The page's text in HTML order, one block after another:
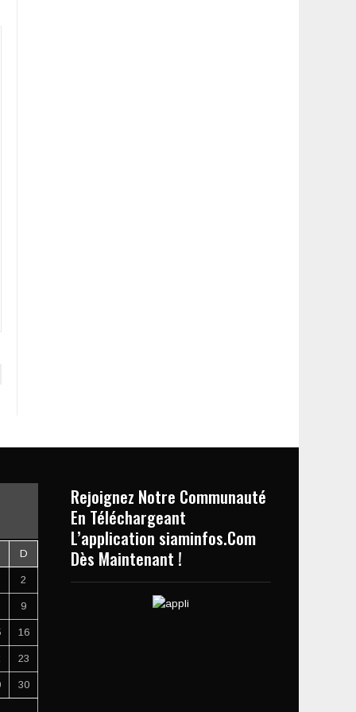
D
2
9
16
23
30
Rejoignez Notre Communauté
En Téléchargeant
L’application siaminfos.Com
Dès Maintenant !